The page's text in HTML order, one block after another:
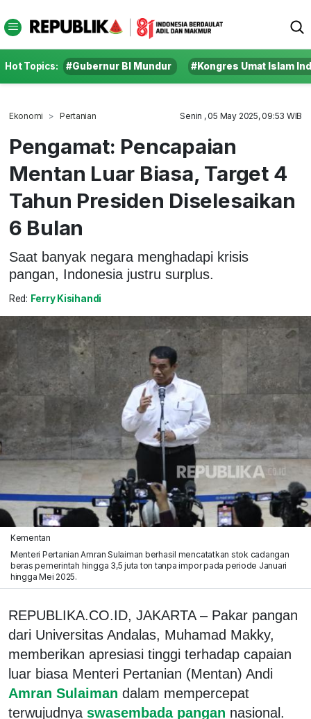
Hot Topics: #Gubernur BI Mundur #Kongres Umat Islam
Ekonomi Pertanian Senin , 05 May 2025, 09:53 WIB
Pengamat: Pencapaian
Mentan Luar Biasa, Target 4
Tahun Presiden Diselesaikan
6 Bulan
Saat banyak negara menghadapi krisis
pangan, Indonesia justru surplus.
Red: Ferry Kisihandi
Kementan
Menteri Pertanian Amran Sulaiman berhasil mencatatkan stok cadangan
beras pemerintah hingga 3,5 juta ton tanpa impor pada periode Januari
hingga Mei 2025.
REPUBLIKA.CO.ID, JAKARTA – Pakar pangan
dari Universitas Andalas, Muhamad Makky,
memberikan apresiasi tinggi terhadap capaian
luar biasa Menteri Pertanian (Mentan) Andi
Amran Sulaiman dalam mempercepat
terwujudnya swasembada pangan nasional.